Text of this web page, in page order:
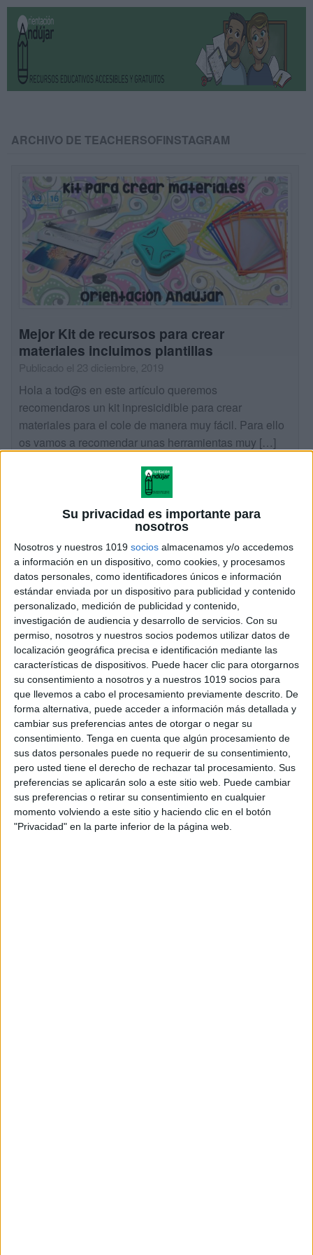
Su privacidad es importante para
nosotros
Nosotros y nuestros 1019 socios almacenamos y/o accedemos
a información en un dispositivo, como cookies, y procesamos
datos personales, como identificadores únicos e información
estándar enviada por un dispositivo para publicidad y contenido
personalizado, medición de publicidad y contenido,
investigación de audiencia y desarrollo de servicios. Con su
permiso, nosotros y nuestros socios podemos utilizar datos de
localización geográfica precisa e identificación mediante las
características de dispositivos. Puede hacer clic para otorgarnos
su consentimiento a nosotros y a nuestros 1019 socios para
que llevemos a cabo el procesamiento previamente descrito. De
forma alternativa, puede acceder a información más detallada y
cambiar sus preferencias antes de otorgar o negar su
consentimiento. Tenga en cuenta que algún procesamiento de
sus datos personales puede no requerir de su consentimiento,
pero usted tiene el derecho de rechazar tal procesamiento. Sus
preferencias se aplicarán solo a este sitio web. Puede cambiar
sus preferencias o retirar su consentimiento en cualquier
momento volviendo a este sitio y haciendo clic en el botón
"Privacidad" en la parte inferior de la página web.
ARCHIVO DE TEACHERSOFINSTAGRAM
Mejor Kit de recursos para crear
materiales incluimos plantillas
Publicado el 23 diciembre, 2019
Hola a tod@s en este artículo queremos
recomendaros un kit inpresicidible para crear
materiales para el cole de manera muy fácil. Para ello
os vamos a recomendar unas herramientas muy […]
#ABN Las familias de los números
material manipulativo
Publicado el 12 noviembre, 2019
Decimos que dos o más números, con el mismo
número de dígitos, son miembros de la misma familia,
cuando dos de dichos números tienen al menos un
dígito común. Por […]